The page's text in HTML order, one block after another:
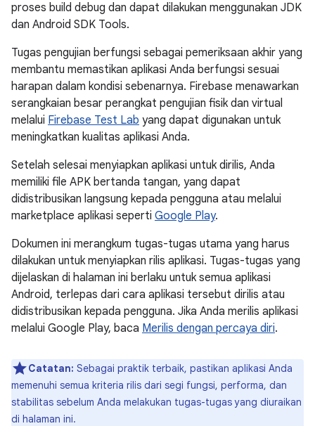
proses build debug dan dapat dilakukan menggunakan JDK
dan Android SDK Tools.
Tugas pengujian berfungsi sebagai pemeriksaan akhir yang
membantu memastikan aplikasi Anda berfungsi sesuai
harapan dalam kondisi sebenarnya. Firebase menawarkan
serangkaian besar perangkat pengujian fisik dan virtual
melalui Firebase Test Lab yang dapat digunakan untuk
meningkatkan kualitas aplikasi Anda.
Setelah selesai menyiapkan aplikasi untuk dirilis, Anda
memiliki file APK bertanda tangan, yang dapat
didistribusikan langsung kepada pengguna atau melalui
marketplace aplikasi seperti Google Play.
Dokumen ini merangkum tugas-tugas utama yang harus
dilakukan untuk menyiapkan rilis aplikasi. Tugas-tugas yang
dijelaskan di halaman ini berlaku untuk semua aplikasi
Android, terlepas dari cara aplikasi tersebut dirilis atau
didistribusikan kepada pengguna. Jika Anda merilis aplikasi
melalui Google Play, baca Merilis dengan percaya diri.
Catatan: Sebagai praktik terbaik, pastikan aplikasi Anda
memenuhi semua kriteria rilis dari segi fungsi, performa, dan
stabilitas sebelum Anda melakukan tugas-tugas yang diuraikan
di halaman ini.